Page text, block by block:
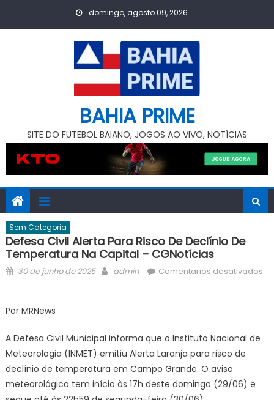
domingo, agosto 09, 2026
BAHIA PRIME
SITE DO FUTEBOL BAIANO, JOGOS AO VIVO, NOTÍCIAS
Sem Categoria
Defesa Civil Alerta Para Risco De Declínio De
Temperatura Na Capital – CGNotícias
Posted
30 de junho de 2025 Author
admin
Comentários desativados
Civil
para
risco
de
declínio
Por MRNews
A Defesa Civil Municipal informa que o Instituto Nacional de
Meteorologia (INMET) emitiu Alerta Laranja para risco de
declínio de temperatura em Campo Grande. O aviso
meteorológico tem início às 17h deste domingo (29/06) e